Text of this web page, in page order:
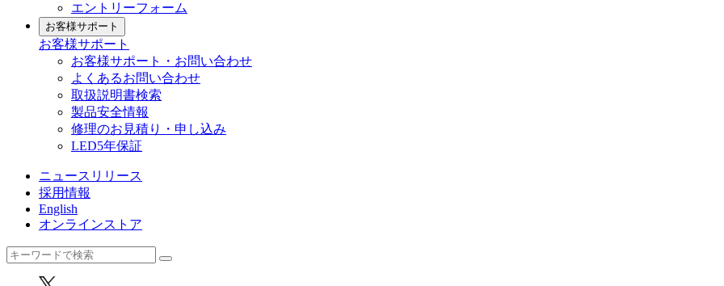
エントリーフォーム
お客様サポート
お客様サポート
お客様サポート・お問い合わせ
よくあるお問い合わせ
取扱説明書検索
製品安全情報
修理のお見積り・申し込み
LED5年保証
ニュースリリース
採用情報
English
オンラインストア